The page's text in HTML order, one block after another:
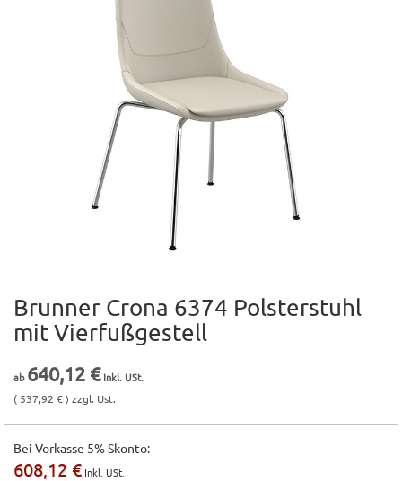
Brunner Crona 6374 Polsterstuhl
mit Vierfußgestell
640,12 €
( 537,92 € ) zzgl. Ust.
Bei Vorkasse 5% Skonto:
608,12 €
Zum
Anfang
der
springen